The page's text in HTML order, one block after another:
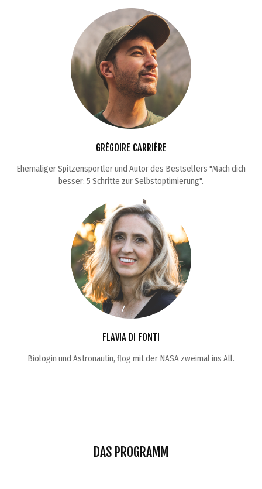
GRÉGOIRE CARRIÈRE
Ehemaliger Spitzensportler und Autor des Bestsellers "Mach dich
besser: 5 Schritte zur Selbstoptimierung".
FLAVIA DI FONTI
Biologin und Astronautin, flog mit der NASA zweimal ins All.
DAS PROGRAMM